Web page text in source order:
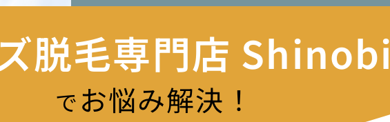
脱毛専門店 Shinobi
でお悩み解決！